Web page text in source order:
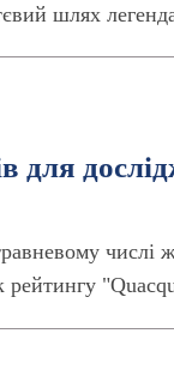
шлях
для